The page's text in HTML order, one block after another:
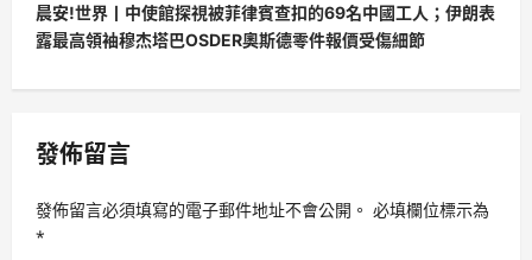
n
a
v
g
a
t
晨安!世界丨中使館探視被菲律賓查扣的69名中國工人；伊朗表
露最高領袖穆杰塔巴OSDER奧斯德零件報價受傷細節
發佈留言
發佈留言必須填寫的電子郵件地址不會公開。 必填欄位標示為
*